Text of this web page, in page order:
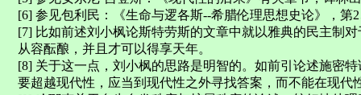
[6] 参见包利民：《生命与逻各斯--希腊伦理思想史论》，第
[7] 比如前述刘小枫论斯特劳斯的文章中就以雅典的民主制
从容酝酿，并且才可以得享天年。
[8] 关于这一点，刘小枫的思路是明智的。如前引论述施密
要超越现代性，应当到现代性之外寻找答案，而不能在现代